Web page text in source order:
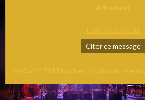
Alfredwet
Citer ce message
wh0cd117183 buy bentyl diflucan one